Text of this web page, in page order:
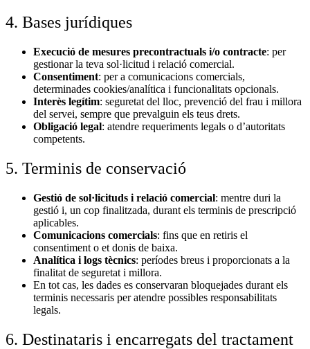
4. Bases jurídiques
Execució de mesures precontractuals i/o contracte: per
gestionar la teva sol·licitud i relació comercial.
Consentiment: per a comunicacions comercials,
determinades cookies/analítica i funcionalitats opcionals.
Interès legítim: seguretat del lloc, prevenció del frau i millora
del servei, sempre que prevalguin els teus drets.
Obligació legal: atendre requeriments legals o d’autoritats
competents.
5. Terminis de conservació
Gestió de sol·licituds i relació comercial: mentre duri la
gestió i, un cop finalitzada, durant els terminis de prescripció
aplicables.
Comunicacions comercials: fins que en retiris el
consentiment o et donis de baixa.
Analítica i logs tècnics: períodes breus i proporcionats a la
finalitat de seguretat i millora.
En tot cas, les dades es conservaran bloquejades durant els
terminis necessaris per atendre possibles responsabilitats
legals.
6. Destinataris i encarregats del tractament